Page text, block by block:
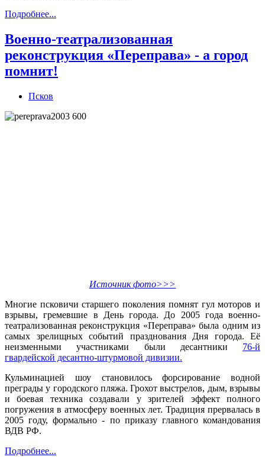
Подробнее...
Военно-театрализованная
реконструкция «Переправа» - а город
помнит!
Псков
Источник фото>>>
Многие псковичи старшего поколения помнят гул моторов и
взрывы, гремевшие в День города. До 2005 года военно-
театрализованная реконструкция «Переправа» была одним из
самых зрелищных событий празднования Дня города. Её
неизменными участниками были десантники 76-й
гвардейской десантно-штурмовой дивизии.
Кульминацией шоу становилось форсирование водной
преграды у городского пляжа. Грохот выстрелов, дым, взрывы
и боевая техника создавали у зрителей эффект полного
погружения в атмосферу военных лет. Традиция прервалась в
2005 году, формально - по приказу главного командования
ВДВ РФ.
Подробнее...